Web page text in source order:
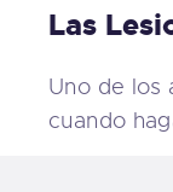
Las
Uno de los
cuando